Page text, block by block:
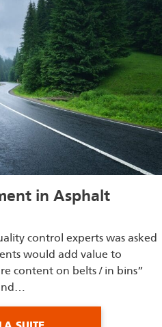
in Asphalt
control experts was asked
would add value to
content on belts / in bins”